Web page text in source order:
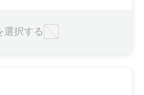
選択する